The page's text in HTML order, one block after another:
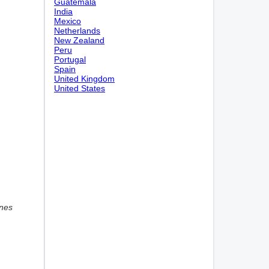
India
Mexico
Netherlands
New Zealand
Peru
Portugal
Spain
United Kingdom
United States